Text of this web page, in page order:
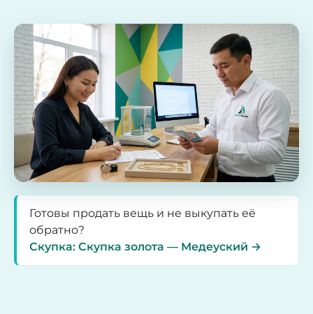
Готовы продать вещь и не выкупать её
обратно?
Скупка: Скупка золота — Медеуский →